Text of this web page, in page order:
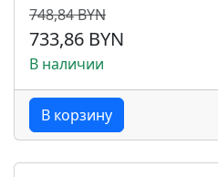
748,84 BYN
733,86 BYN
В наличии
В корзину